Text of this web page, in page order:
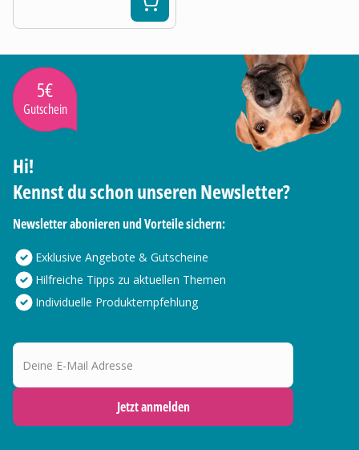
5€
Gutschein
Hi!
Kennst du schon unseren Newsletter?
Newsletter abonieren und Vorteile sichern:
Exklusive Angebote & Gutscheine
Hilfreiche Tipps zu aktuellen Themen
Individuelle Produktempfehlung
Deine E-Mail Adresse
Jetzt anmelden